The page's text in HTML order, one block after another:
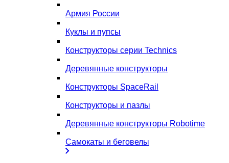
Армия России
Куклы и пупсы
Конструкторы серии Technics
Деревянные конструкторы
Конструкторы SpaceRail
Конструкторы и пазлы
Деревянные конструкторы Robotime
Самокаты и беговелы